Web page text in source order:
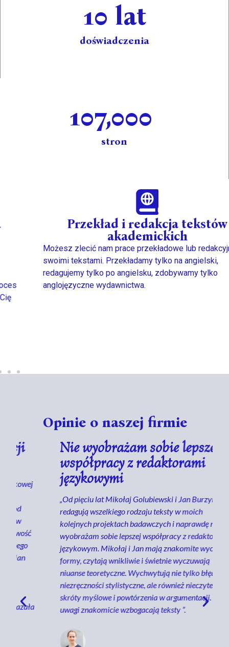
doświadczenia
10 lat
stron
107,000
Przekład i redakcja tekstów
akademickich
Możesz zlecić nam prace przekładowe lub redakcyjne nad
swoimi tekstami. Przekładamy tylko na angielski,
redagujemy tylko po angielsku, zdobywamy tylko
anglojęzyczne wydawnictwa.
Opinie o naszej firmie
Nie wyobrażam sobie lepszej
współpracy z redaktorami
językowymi
„Od pięciu lat Mikołaj Golubiewski i Jan Burzyński
redagują wszelkiego rodzaju teksty w moich
kolejnych projektach badawczych i naprawdę nie
wyobrażam sobie lepszej współpracy z redaktorem
językowym. Mikołaj i Jan mają znakomite wyczucie
formy, czytają wnikliwie i świetnie wyczuwają
niuanse teoretyczne. Wychwytują nie tylko błędy i
niezręczności stylistyczne, ale również nieczytelne
skróty myślowe i powtórzenia w argumentacji. Ich
uwagi znakomicie wzbogacają teksty ”.